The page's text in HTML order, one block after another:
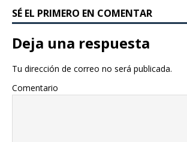
SÉ EL PRIMERO EN COMENTAR
Deja una respuesta
Tu dirección de correo no será publicada.
Comentario